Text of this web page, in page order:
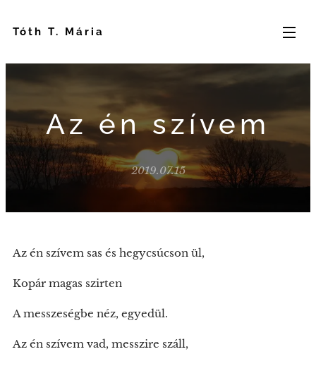
Tóth T. Mária
Az én szívem
2019.07.15
Az én szívem sas és hegycsúcson ül,
Kopár magas szirten
A messzeségbe néz, egyedül.
Az én szívem vad, messzire száll,